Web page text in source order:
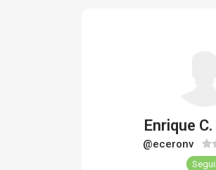
Enrique C.
@eceronv